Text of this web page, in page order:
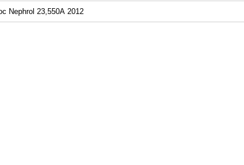
Nephrol 23,550A 2012